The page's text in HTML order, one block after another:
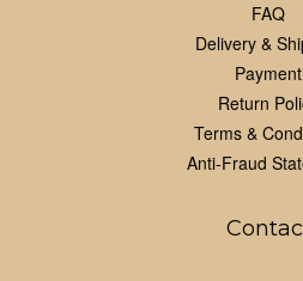
FAQ
Delivery &
Payment
Return
Terms &
Anti-Fraud